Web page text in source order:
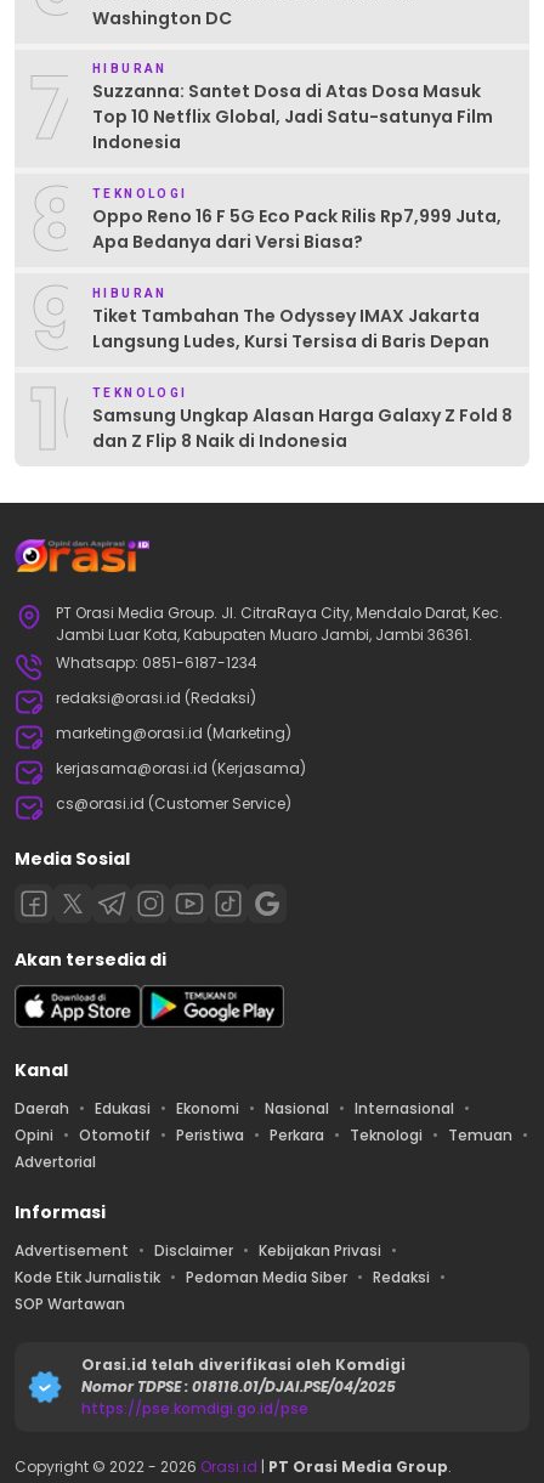
Washington DC
7 HIBURAN
Suzzanna: Santet Dosa di Atas Dosa Masuk
Top 10 Netflix Global, Jadi Satu-satunya Film
Indonesia
8 TEKNOLOGI
Oppo Reno 16 F 5G Eco Pack Rilis Rp7,999 Juta,
Apa Bedanya dari Versi Biasa?
9 HIBURAN
Tiket Tambahan The Odyssey IMAX Jakarta
Langsung Ludes, Kursi Tersisa di Baris Depan
10TEKNOLOGI
Samsung Ungkap Alasan Harga Galaxy Z Fold 8
dan Z Flip 8 Naik di Indonesia
PT Orasi Media Group. Jl. CitraRaya City, Mendalo Darat, Kec.
Jambi Luar Kota, Kabupaten Muaro Jambi, Jambi 36361.
Whatsapp: 0851-6187-1234
redaksi@orasi.id (Redaksi)
marketing@orasi.id (Marketing)
kerjasama@orasi.id (Kerjasama)
cs@orasi.id (Customer Service)
Media Sosial
Akan tersedia di
Kanal
Daerah Edukasi Ekonomi Nasional
Internasional
Opini
Otomotif Peristiwa Perkara Teknologi
Temuan
Advertorial
Informasi
Advertisement Disclaimer
Kebijakan Privasi
Kode Etik Jurnalistik
Pedoman Media Siber
Redaksi
SOP Wartawan
Orasi.id telah diverifikasi oleh Komdigi
Nomor TDPSE : 018116.01/DJAI.PSE/04/2025
https://pse.komdigi.go.id/pse
Copyright © 2022 - 2026 Orasi.id | PT Orasi Media Group.